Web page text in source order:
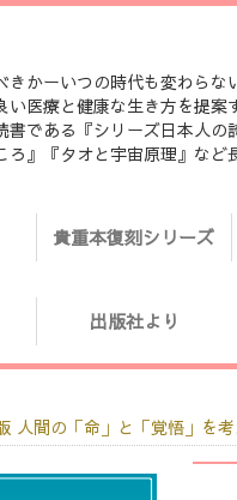
かーいつの時代も変わらな
い医療と健康な生き方を提案
書である『シリーズ日本人の
ろ』『タオと宇宙原理』な
貴重本復刻シリーズ
出版社より
人間の「命」と「覚悟」を考